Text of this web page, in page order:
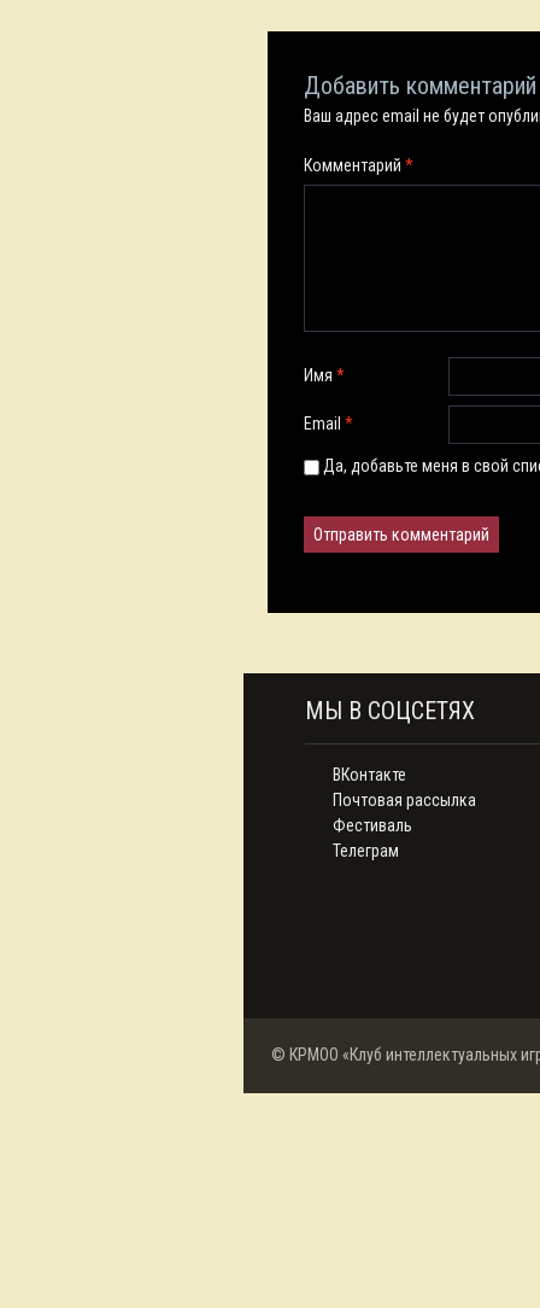
Добавить комментарий
Ваш адрес email не будет
Комментарий *
Имя *
Email *
Да, добавьте меня в свой
МЫ В СОЦСЕТЯХ
ВКонтакте
Почтовая рассылка
Фестиваль
Телеграм
© КРМОО «Клуб интеллектуальных